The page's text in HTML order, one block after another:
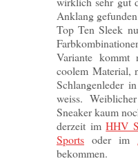
Anklang
Top Ten Sleek
Variante
coolem Material,
Schlangenleder
weiss.
Sneaker kaum
derzeit imHHV
Sports oder im
bekommen.